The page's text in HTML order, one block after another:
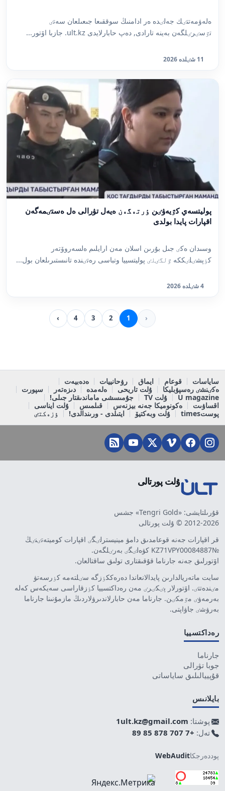
ەلەۋمەتتٸك جەلٸدە ەر ادامنىڭ سوققىعا جىعىلعان سەتٸ
تٷسٸرٸلگەن بەينە تارادى, دەپ حابارلايدى ult.kz. جازبا اۆتور...
11 شٸلدە 2026
پوليتسەي كٷيەۋٸن ٶرتەگەن ەيەل تۋرالى ەل ەستٸمەگەن
اقپارات پايدا بولدى
وسىدان ەكٸ جىل بۇرىن اسلان مەن ارايلىم ەلسەروۆتەر
كٶپشٸلٸككە ٷلگٸلٸ پوليتسييا وتباسى رەتٸندە تانىستىرىلعان بول...
4 شٸلدە 2026
‹
1
2
3
4
›
ساياسات قوعام ايماق رۋحانييات
ەدەبيەت
ەكٸنشٸ رەسپۋبليكا
ۇلت تاريحى ەلەمدە دىزەتەر
سپورت
U magazine
ۇلت TV
جۇمىسشى ماماندىقتار جىلى!
اقساۋىت
ەكونوميكا جەنە بيزنەس قىلمىس
ۇلت ايناسى
پوستtimes
ۇلت وبەكتيۆ ايتىلدى - ورىندالدى! ٶزەكتٸ
ۇلت پورتالى
قۇرىلتايشى: «Tengri Gold» جشس
2012-2026 © ۇلت پورتالى
قر اقپارات جەنە قوعامدىق دامۋ مينيسترلٸگٸ اقپارات كوميتەتٸنٸڭ
№KZ71VPY00084887 كۋەلٸگٸ بەرٸلگەن.
اۆتورلىق جەنە جارناما قۇقىقتارى تولىق ساقتالعان.
سايت ماتەريالدارىن پايدالانعاندا دەرەككٶزگە سٸلتەمە كٶرسەتۋ
مٸندەتتٸ. اۆتورلار پٸكٸرٸ مەن رەداكتسييا كٶزقاراسى سەيكەس كەلە
بەرمەۋٸ مٷمكٸن. جارناما مەن حابارلاندىرۋلاردىڭ مازمۇنىنا جارناما
بەرۋشٸ جاۋاپتى.
رەداكتسييا
جارناما
جوبا تۋرالى
قۇپييالىلىق ساياساتى
بايلانىس
پوشتا: 1ult.kz@gmail.com
تەل: +7 707 878 85 89
پوددەرجكاWebAudit